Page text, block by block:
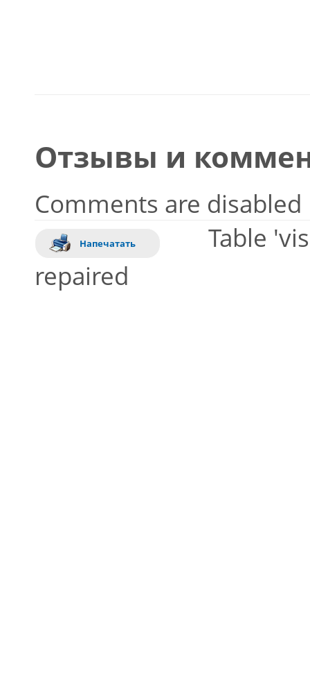
Отзывы и
Comments are disabled
Напечатать
Table
repaired